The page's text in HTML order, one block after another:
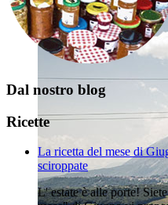
Dal nostro blog
Ricette
La ricetta del mese di
sciroppate
L' estate è alle porte!